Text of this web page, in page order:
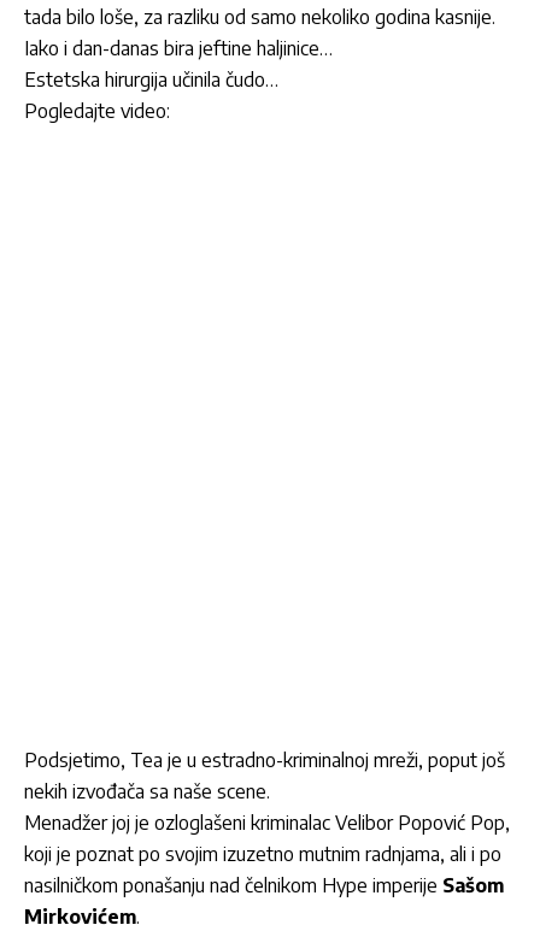
tada bilo loše, za razliku od samo nekoliko godina kasnije.
Iako i dan-danas bira jeftine haljinice…
Estetska hirurgija učinila čudo…
Pogledajte video:
Podsjetimo, Tea je u estradno-kriminalnoj mreži, poput još
nekih izvođača sa naše scene.
Menadžer joj je ozloglašeni kriminalac Velibor Popović Pop,
koji je poznat po svojim izuzetno mutnim radnjama, ali i po
nasilničkom ponašanju nad čelnikom Hype imperije Sašom
Mirkovićem.